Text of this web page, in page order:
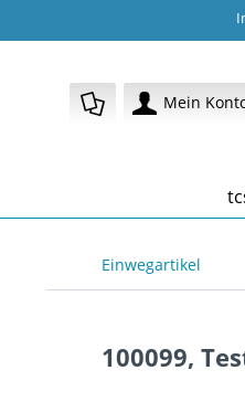
Mein
Einwegartikel
100099,